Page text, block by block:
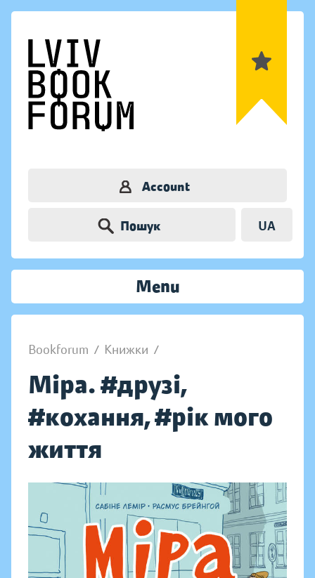
Account
Пошук UA
Menu
Bookforum / Книжки /
Міра. #друзі,
#кохання, #рік мого
життя